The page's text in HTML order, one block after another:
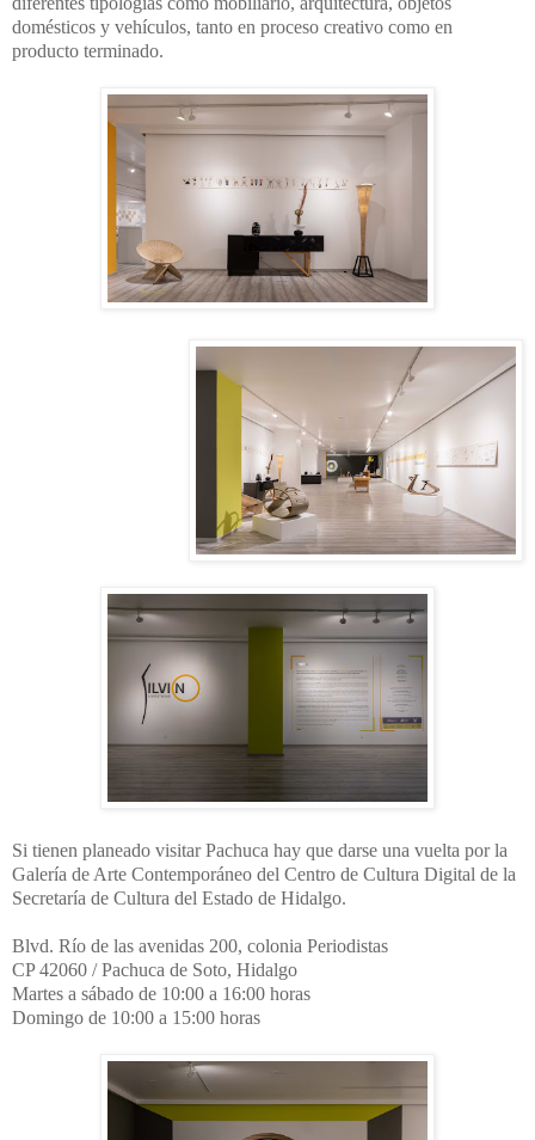
domésticos y vehículos, tanto en proceso creativo como en
producto terminado.
Si tienen planeado visitar Pachuca hay que darse una vuelta por la
Galería de Arte Contemporáneo del Centro de Cultura Digital de la
Secretaría de Cultura del Estado de Hidalgo.
Blvd. Río de las avenidas 200, colonia Periodistas
CP 42060 / Pachuca de Soto, Hidalgo
Martes a sábado de 10:00 a 16:00 horas
Domingo de 10:00 a 15:00 horas